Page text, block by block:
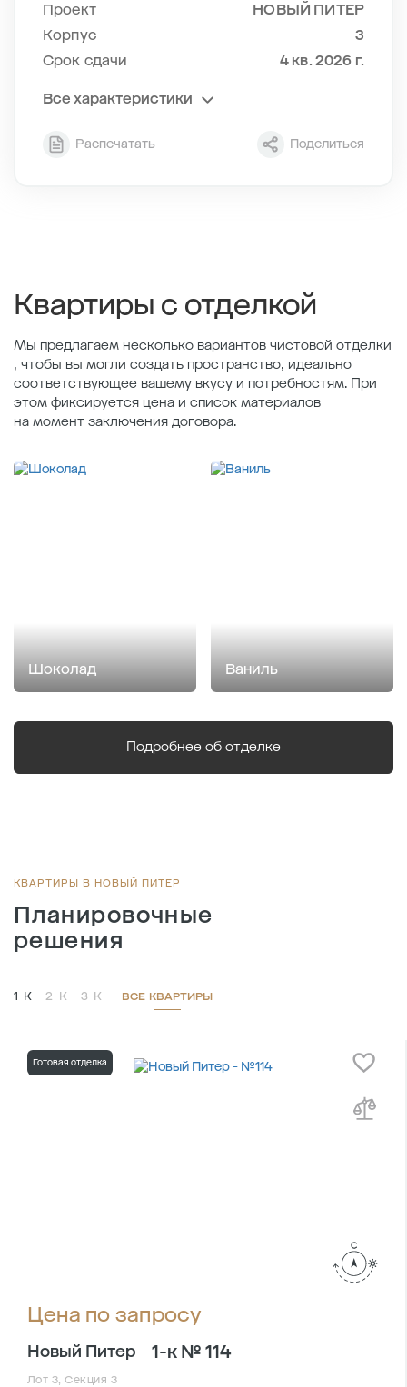
Проект
НОВЫЙ ПИТЕР
Корпус
3
Срок сдачи
4 кв. 2026 г.
Все характеристики
Секция
7
Распечатать Поделиться
Квартиры с отделкой
Мы предлагаем несколько вариантов чистовой отделки
, чтобы вы могли создать пространство, идеально
соответствующее вашему вкусу и потребностям. При
этом фиксируется цена и список материалов
на момент заключения договора.
Шоколад Ваниль
Подробнее об отделке
КВАРТИРЫ В НОВЫЙ ПИТЕР
Планировочные
решения
1-К 2-К 3-К ВСЕ КВАРТИРЫ
Готовая отделка
Цена по запросу
Новый Питер 1-к № 114
Лот 3, Секция 3